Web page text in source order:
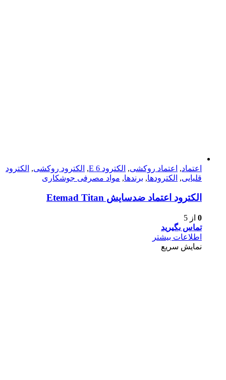
اعتماد, اعتماد روکشی, الکترود E 6 , الکترود روکشی, الکترود
قلیایی, الکترودها, برندها, مواد مصرفی جوشکاری
الكترود اعتماد ضدسايش Etemad Titan
0 از 5
تماس بگیرید
اطلاعات بیشتر
نمایش سریع